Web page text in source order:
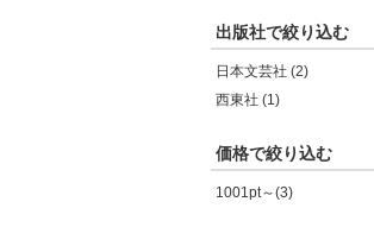
出版社で絞り込む
日本文芸社 (2)
西東社 (1)
価格で絞り込む
1001pt～(3)